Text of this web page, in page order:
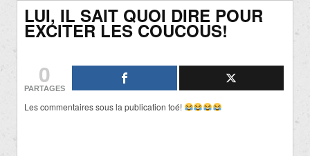
LUI, IL SAIT QUOI DIRE POUR
EXCITER LES COUCOUS!
0
PARTAGES
Les commentaires sous la publication toé!